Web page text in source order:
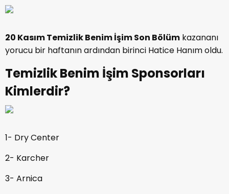
20 KasımTemizlik Benim İşim Son Bölüm kazananı
yorucu bir haftanın ardından birinci Hatice Hanım oldu.
Temizlik Benim İşim Sponsorları
Kimlerdir?
1- Dry Center
2- Karcher
3- Arnica